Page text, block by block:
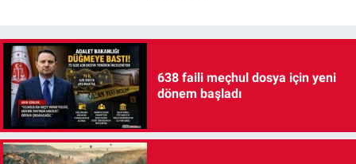
638 faili meçhul dosya için yeni
dönem başladı